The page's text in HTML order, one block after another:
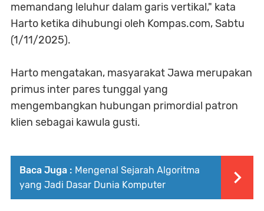
memandang leluhur dalam garis vertikal," kata
Harto ketika dihubungi oleh Kompas.com, Sabtu
(1/11/2025).
Harto mengatakan, masyarakat Jawa merupakan
primus inter pares tunggal yang
mengembangkan hubungan primordial patron
klien sebagai kawula gusti.
Baca Juga : Mengenal Sejarah Algoritma
yang Jadi Dasar Dunia Komputer